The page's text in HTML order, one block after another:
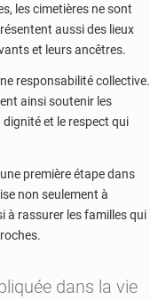
les cimetières ne sont
aussi des lieux
et leurs ancêtres.
responsabilité collective.
ainsi soutenir les
et le respect qui
première étape dans
non seulement à
à rassurer les familles qui
dans la vie